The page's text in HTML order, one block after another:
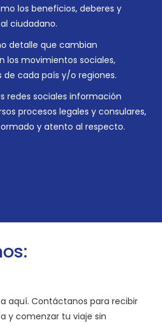
los beneficios, deberes y
ciudadano.
detalle que cambian
los movimientos sociales,
cada país y/o regiones.
redes sociales información
procesos legales y consulares,
y atento al respecto.
aquí. Contáctanos para recibir
y comenzar tu viaje sin